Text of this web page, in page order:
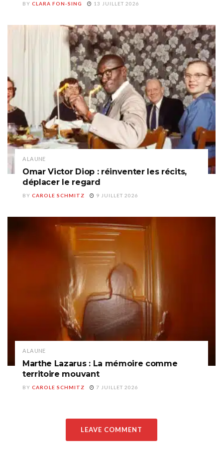
BY CLARA FON-SING 13 JUILLET 2026
A LA UNE
Omar Victor Diop : réinventer les récits,
déplacer le regard
BY CAROLE SCHMITZ 9 JUILLET 2026
A LA UNE
Marthe Lazarus : La mémoire comme
territoire mouvant
BY CAROLE SCHMITZ 7 JUILLET 2026
LEAVE COMMENT